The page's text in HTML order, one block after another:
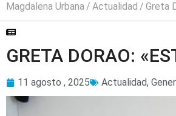
Magdalena Urbana Actualidad Greta
GRETA DORAO:
11 agosto , 2025 Actualidad,